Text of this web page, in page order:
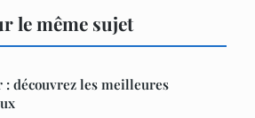
le même sujet
découvrez les meilleures